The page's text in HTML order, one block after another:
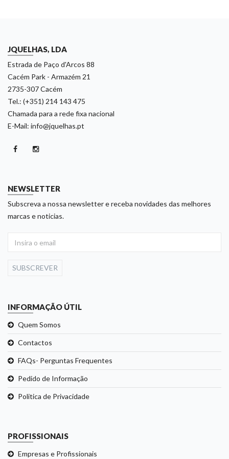
JQUELHAS, LDA
Estrada de Paço d'Arcos 88
Cacém Park - Armazém 21
2735-307 Cacém
Tel.: (+351) 214 143 475
Chamada para a rede fixa nacional
E-Mail: info@jquelhas.pt
NEWSLETTER
Subscreva a nossa newsletter e receba novidades das melhores
marcas e noticias.
SUBSCREVER
INFORMAÇÃO ÚTIL
Quem Somos
Contactos
FAQs- Perguntas Frequentes
Pedido de Informação
Politica de Privacidade
PROFISSIONAIS
Empresas e Profissionais